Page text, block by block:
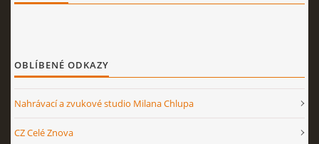
OBLÍBENÉ ODKAZY
Nahrávací a zvukové studio Milana Chlupa
CZ Celé Znova